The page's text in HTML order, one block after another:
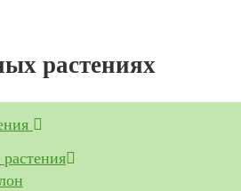
растениях